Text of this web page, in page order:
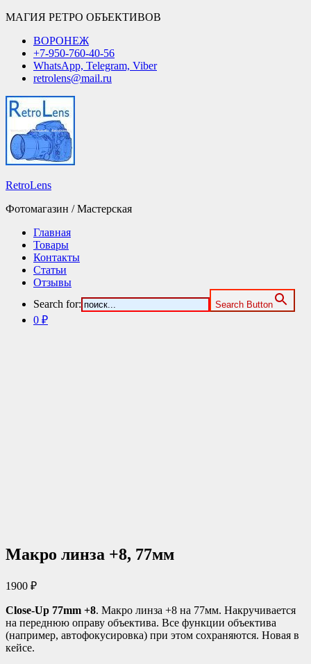
МАГИЯ РЕТРО ОБЪЕКТИВОВ
ВОРОНЕЖ
+7-950-760-40-56
WhatsApp, Telegram, Viber
retrolens@mail.ru
RetroLens
Фотомагазин / Мастерская
Главная
Товары
Контакты
Статьи
Отзывы
Search for:
Search Button
0 ₽
Макро линза +8, 77мм
1900 ₽
Close-Up 77mm +8. Макро линза +8 на 77мм. Накручивается
на переднюю оправу объектива. Все функции объектива
(например, автофокусировка) при этом сохраняются. Новая в
кейсе.